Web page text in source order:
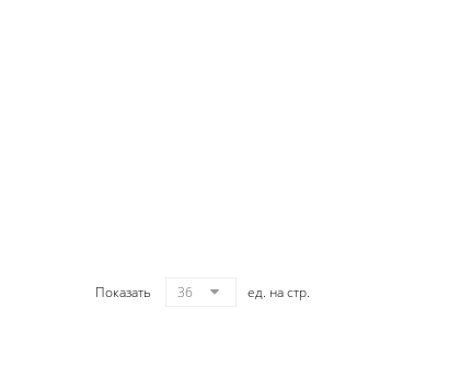
Показать 36 ед. на стр.